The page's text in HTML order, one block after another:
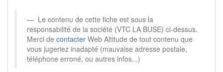
Le contenu de cette fiche est sous la
responsabilité de la société (VTC LA BUSE) ci-dessus.
Merci de contacter Web Altitude de tout contenu que
vous jugeriez inadapté (mauvaise adresse postale,
téléphone erroné, ou autres infos...)